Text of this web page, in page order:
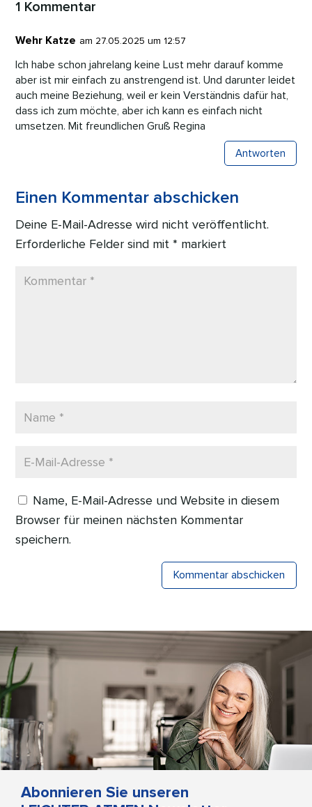
1 Kommentar
Wehr Katze am 27.05.2025 um 12:57
Ich habe schon jahrelang keine Lust mehr darauf komme
aber ist mir einfach zu anstrengend ist. Und darunter leidet
auch meine Beziehung, weil er kein Verständnis dafür hat,
dass ich zum möchte, aber ich kann es einfach nicht
umsetzen. Mit freundlichen Gruß Regina
Antworten
Einen Kommentar abschicken
Deine E-Mail-Adresse wird nicht veröffentlicht.
Erforderliche Felder sind mit* markiert
Name, E-Mail-Adresse und Website in diesem
Browser für meinen nächsten Kommentar
speichern.
Kommentar abschicken
Abonnieren Sie unseren